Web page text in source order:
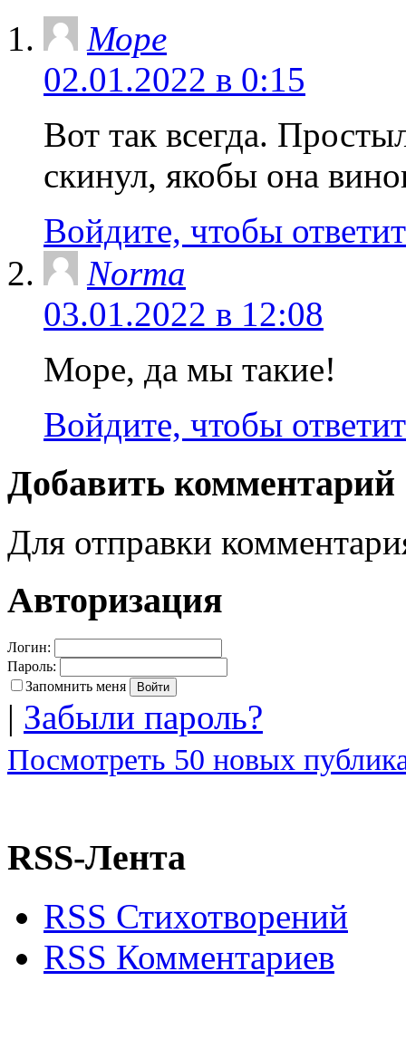
Море
02.01.2022 в 0:15
Вот так всегда.
скинул, якобы она
Войдите, чтобы
Norma
03.01.2022 в 12:08
Море, да мы такие!
Войдите, чтобы
Добавить комментарий
Для отправки
Авторизация
Логин:
Пароль:
Запомнить меня
| Забыли пароль?
Посмотреть 50 новых
RSS-Лента
RSS Стихотворений
RSS Комментариев